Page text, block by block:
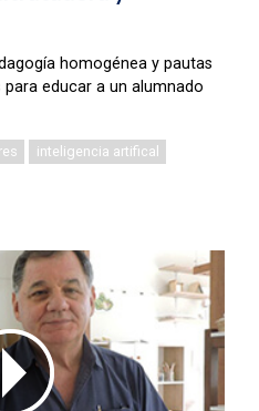
homogénea y pautas
educar a un alumnado
inteligencia artifical